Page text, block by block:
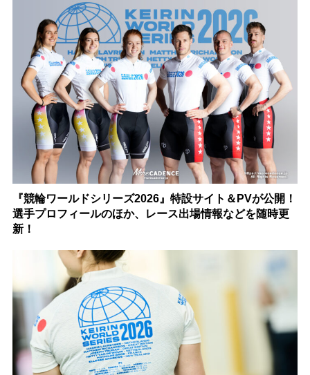
『競輪ワールドシリーズ2026』特設サイト＆PVが公開！
選手プロフィールのほか、レース出場情報などを随時更
新！